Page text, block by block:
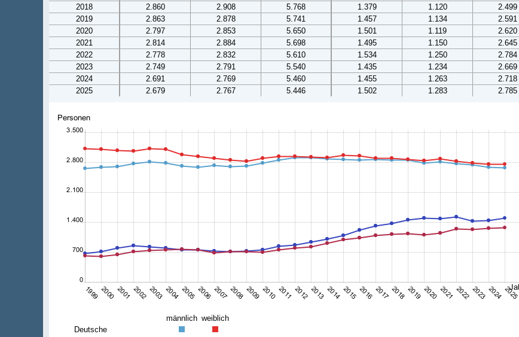
2018
2.860 2.908 5.768 1.379 1.120 2.499
2019
2.863 2.878 5.741 1.457 1.134 2.591
2020
2.797 2.853 5.650 1.501 1.119 2.620
2021
2.814 2.884 5.698 1.495 1.150 2.645
2022
2.778 2.832 5.610 1.534 1.250 2.784
2023
2.749 2.791 5.540 1.435 1.234 2.669
2024
2.691 2.769 5.460 1.455 1.263 2.718
2025
2.679 2.767 5.446 1.502 1.283 2.785
männlich weiblich
Deutsche